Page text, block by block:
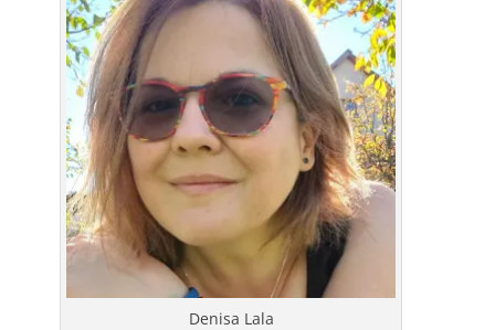
Denisa Lala